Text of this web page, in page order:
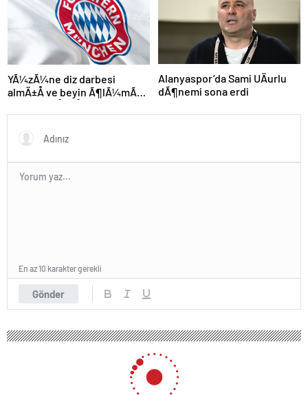
YÃ¼zÃ¼ne diz darbesi
almÄ±Å ve beyin Ã¶lÃ¼mÃ¼
MÃ¼nih DÃ¼nya
KarmasÄ±’nÄ±n genÃ§
futbolcusu hayatÄ±nÄ±
Alanyaspor’da Sami UÄurlu
dÃ¶nemi sona erdi
Gönder
En az 10 karakter gerekli
Sivasspor Kaptanı Uğur Çiftçi